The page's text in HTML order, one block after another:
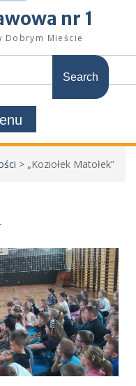
nr 1
Dobrym Mieście
> „Koziołek Matołek”